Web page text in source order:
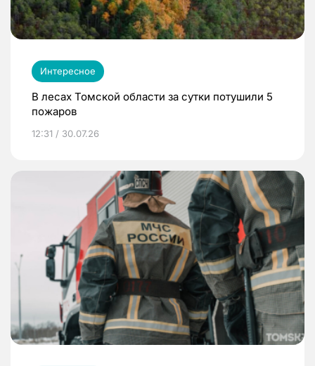
Интересное
В лесах Томской области за сутки потушили 5
пожаров
12:31 / 30.07.26